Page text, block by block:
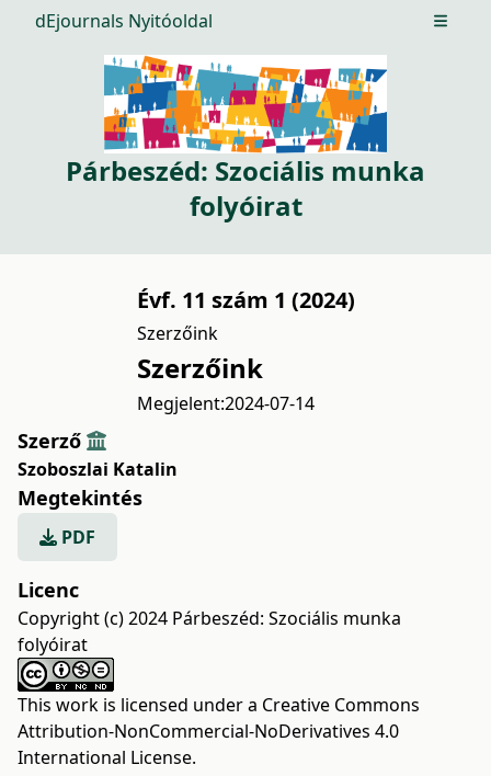
dEjournals Nyitóoldal Open
Párbeszéd: Szociális munka
folyóirat
Évf. 11 szám 1 (2024)
Szerzőink
Szerzőink
Megjelent:2024-07-14
Szerző
Szoboszlai Katalin
Megtekintés
PDF
Licenc
Copyright (c) 2024 Párbeszéd: Szociális munka
folyóirat
This work is licensed under a Creative Commons
Attribution-NonCommercial-NoDerivatives 4.0
International License.